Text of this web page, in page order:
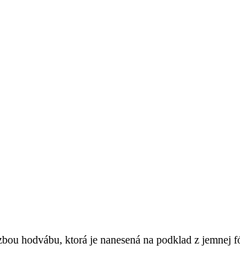
hodvábu, ktorá je nanesená na podklad z